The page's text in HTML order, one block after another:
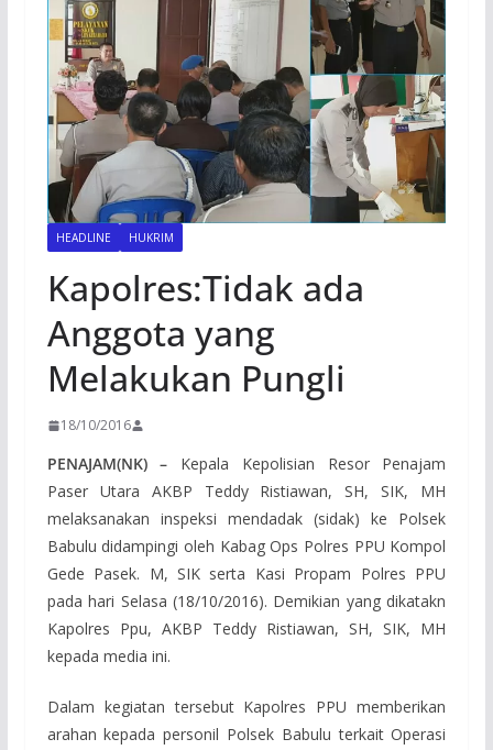
HEADLINE HUKRIM
Kapolres:Tidak ada
Anggota yang
Melakukan Pungli
18/10/2016
PENAJAM(NK) – Kepala Kepolisian Resor Penajam
Paser Utara AKBP Teddy Ristiawan, SH, SIK, MH
melaksanakan inspeksi mendadak (sidak) ke Polsek
Babulu didampingi oleh Kabag Ops Polres PPU Kompol
Gede Pasek. M, SIK serta Kasi Propam Polres PPU
pada hari Selasa (18/10/2016). Demikian yang dikatakn
Kapolres Ppu, AKBP Teddy Ristiawan, SH, SIK, MH
kepada media ini.
Dalam kegiatan tersebut Kapolres PPU memberikan
arahan kepada personil Polsek Babulu terkait Operasi